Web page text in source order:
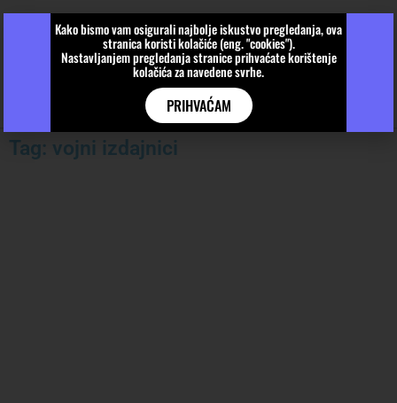
Tag: vojni izdajnici
Kako bismo vam osigurali najbolje iskustvo pregledanja, ova
stranica koristi kolačiće (eng. "cookies").
Nastavljanjem pregledanja stranice prihvaćate korištenje
kolačića za navedene svrhe.
PRIHVAĆAM